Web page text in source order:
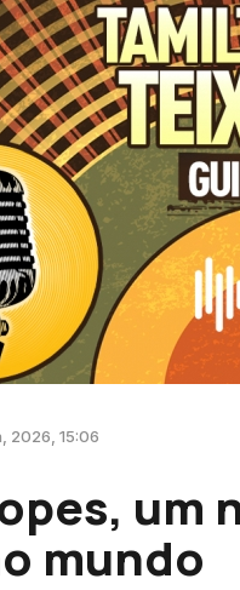
2026, 15:06
um
mundo